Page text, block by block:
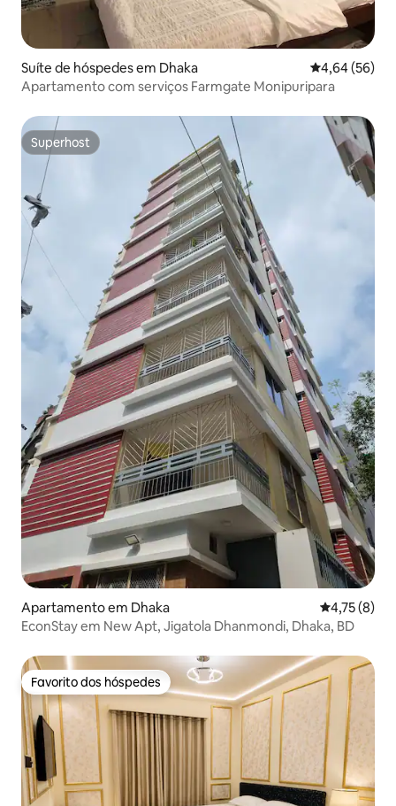
Suíte de hóspedes em Dhaka Classificação
4,64 (56)
Apartamento com serviços Farmgate Monipuripara
Superhost
Superhost
Apartamento em Dhaka
4,75 (8)
EconStay em New Apt, Jigatola Dhanmondi, Dhaka, BD
Favorito dos hóspedes
Favorito dos hóspedes